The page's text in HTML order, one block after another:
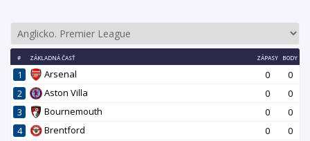
# ZÁKLADNÁ ČASŤ ZÁPASY BODY
1 Arsenal 0
0
2
Aston Villa 0
0
3
Bournemouth 0
0
4
Brentford 0
0